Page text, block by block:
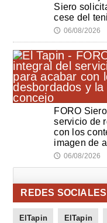
Siero
cese del
🕔 06/08/2026
FORO
servicio de
con los
imagen de
🕔 06/08/2026
REDES SOCIALES
ElTapin ElTapin